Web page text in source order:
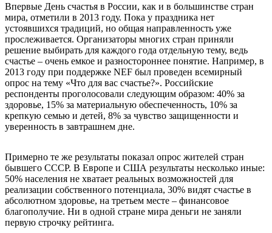
Впервые День счастья в России, как и в большинстве стран
мира, отметили в 2013 году. Пока у праздника нет
устоявшихся традиций, но общая направленность уже
прослеживается. Организаторы многих стран приняли
решение выбирать для каждого года отдельную тему, ведь
счастье – очень емкое и разностороннее понятие. Например, в
2013 году при поддержке NEF был проведен всемирный
опрос на тему «Что для вас счастье?». Российские
респонденты проголосовали следующим образом: 40% за
здоровье, 15% за материальную обеспеченность, 10% за
крепкую семью и детей, 8% за чувство защищенности и
уверенность в завтрашнем дне.
Примерно те же результаты показал опрос жителей стран
бывшего СССР. В Европе и США результаты несколько иные:
50% населения не хватает реальных возможностей для
реализации собственного потенциала, 30% видят счастье в
абсолютном здоровье, на третьем месте – финансовое
благополучие. Ни в одной стране мира деньги не заняли
первую строчку рейтинга.